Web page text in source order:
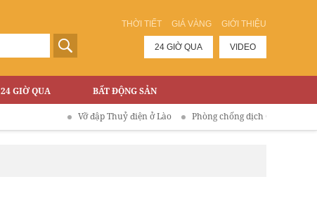
THỜI TIẾT GIÁ VÀNG GIỚI THIỆU
24 GIỜ QUA VIDEO
24 GIỜ QUA BẤT ĐỘNG SẢN
Vỡ đập Thuỷ điện ở Lào Phòng chống dịch COVID-19